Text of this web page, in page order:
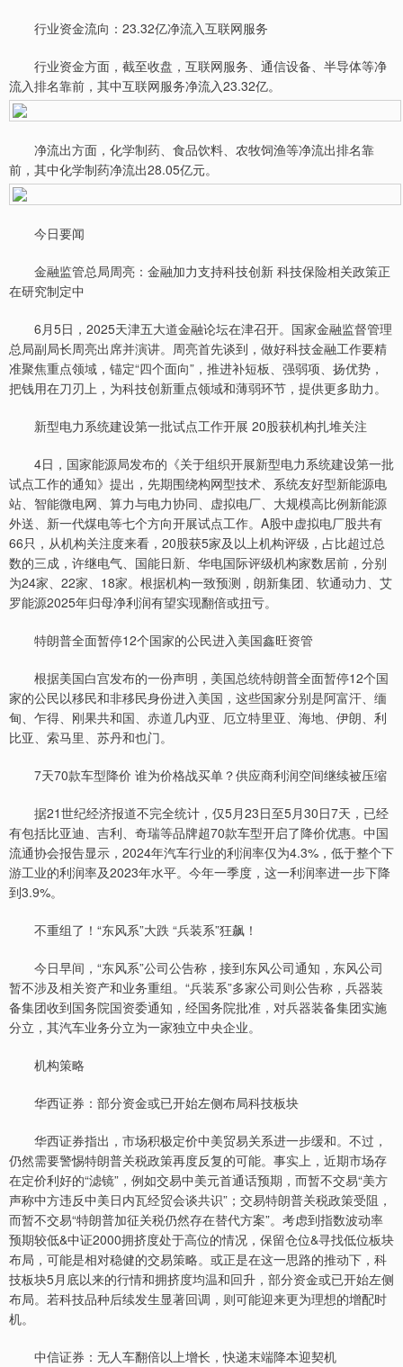
行业资金流向：23.32亿净流入互联网服务
行业资金方面，截至收盘，互联网服务、通信设备、半导体等净
流入排名靠前，其中互联网服务净流入23.32亿。
净流出方面，化学制药、食品饮料、农牧饲渔等净流出排名靠
前，其中化学制药净流出28.05亿元。
今日要闻
金融监管总局周亮：金融加力支持科技创新 科技保险相关政策正
在研究制定中
6月5日，2025天津五大道金融论坛在津召开。国家金融监督管理
总局副局长周亮出席并演讲。周亮首先谈到，做好科技金融工作要精
准聚焦重点领域，锚定“四个面向”，推进补短板、强弱项、扬优势，
把钱用在刀刃上，为科技创新重点领域和薄弱环节，提供更多助力。
新型电力系统建设第一批试点工作开展 20股获机构扎堆关注
4日，国家能源局发布的《关于组织开展新型电力系统建设第一批
试点工作的通知》提出，先期围绕构网型技术、系统友好型新能源电
站、智能微电网、算力与电力协同、虚拟电厂、大规模高比例新能源
外送、新一代煤电等七个方向开展试点工作。A股中虚拟电厂股共有
66只，从机构关注度来看，20股获5家及以上机构评级，占比超过总
数的三成，许继电气、国能日新、华电国际评级机构家数居前，分别
为24家、22家、18家。根据机构一致预测，朗新集团、软通动力、艾
罗能源2025年归母净利润有望实现翻倍或扭亏。
特朗普全面暂停12个国家的公民进入美国鑫旺资管
根据美国白宫发布的一份声明，美国总统特朗普全面暂停12个国
家的公民以移民和非移民身份进入美国，这些国家分别是阿富汗、缅
甸、乍得、刚果共和国、赤道几内亚、厄立特里亚、海地、伊朗、利
比亚、索马里、苏丹和也门。
7天70款车型降价 谁为价格战买单？供应商利润空间继续被压缩
据21世纪经济报道不完全统计，仅5月23日至5月30日7天，已经
有包括比亚迪、吉利、奇瑞等品牌超70款车型开启了降价优惠。中国
流通协会报告显示，2024年汽车行业的利润率仅为4.3%，低于整个下
游工业的利润率及2023年水平。今年一季度，这一利润率进一步下降
到3.9%。
不重组了！“东风系”大跌 “兵装系”狂飙！
今日早间，“东风系”公司公告称，接到东风公司通知，东风公司
暂不涉及相关资产和业务重组。“兵装系”多家公司则公告称，兵器装
备集团收到国务院国资委通知，经国务院批准，对兵器装备集团实施
分立，其汽车业务分立为一家独立中央企业。
机构策略
华西证券：部分资金或已开始左侧布局科技板块
华西证券指出，市场积极定价中美贸易关系进一步缓和。不过，
仍然需要警惕特朗普关税政策再度反复的可能。事实上，近期市场存
在定价利好的“滤镜”，例如交易中美元首通话预期，而暂不交易“美方
声称中方违反中美日内瓦经贸会谈共识”；交易特朗普关税政策受阻，
而暂不交易“特朗普加征关税仍然存在替代方案”。考虑到指数波动率
预期较低&中证2000拥挤度处于高位的情况，保留仓位&寻找低位板块
布局，可能是相对稳健的交易策略。或正是在这一思路的推动下，科
技板块5月底以来的行情和拥挤度均温和回升，部分资金或已开始左侧
布局。若科技品种后续发生显著回调，则可能迎来更为理想的增配时
机。
中信证券：无人车翻倍以上增长，快递末端降本迎契机